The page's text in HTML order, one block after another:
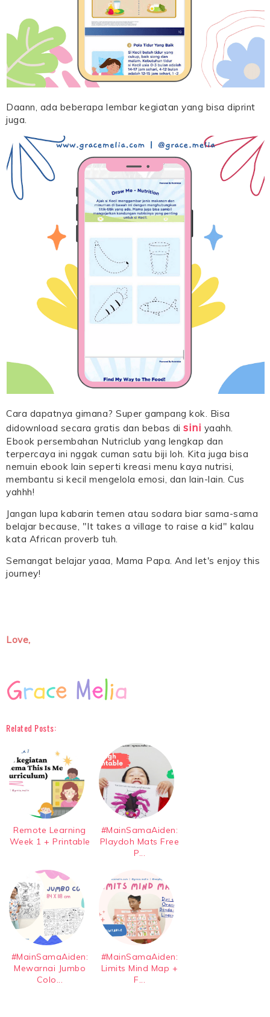
Daann, ada beberapa lembar kegiatan yang bisa diprint
juga.
Cara dapatnya gimana? Super gampang kok. Bisa
didownload secara gratis dan bebas di sini yaahh.
Ebook persembahan Nutriclub yang lengkap dan
terpercaya ini nggak cuman satu biji loh. Kita juga bisa
nemuin ebook lain seperti kreasi menu kaya nutrisi,
membantu si kecil mengelola emosi, dan lain-lain. Cus
yahhh!
Jangan lupa kabarin temen atau sodara biar sama-sama
belajar because, "It takes a village to raise a kid" kalau
kata African proverb tuh.
Semangat belajar yaaa, Mama Papa. And let's enjoy this
journey!
Love,
Related Posts:
Remote Learning
Week 1 + Printable
#MainSamaAiden:
Playdoh Mats Free
P...
#MainSamaAiden:
Mewarnai Jumbo
Colo...
#MainSamaAiden:
Limits Mind Map +
F...